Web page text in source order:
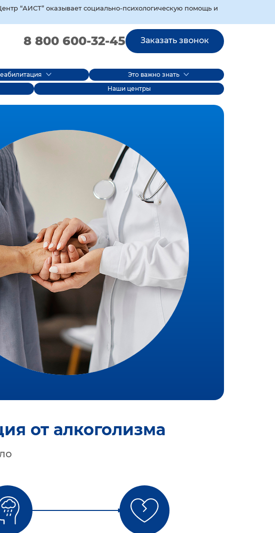
“АИСТ” оказывает социально‑психологическую помощь и
8 800 600-32-45 Заказать звонок
Это важно знать
Наши центры
от алкоголизма